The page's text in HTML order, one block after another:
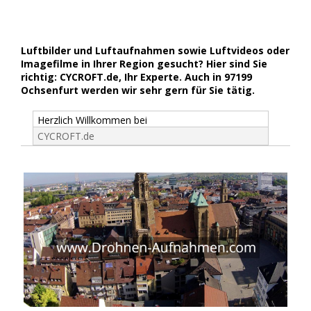
Luftbilder und Luftaufnahmen sowie Luftvideos oder
Imagefilme in Ihrer Region gesucht? Hier sind Sie
richtig: CYCROFT.de, Ihr Experte. Auch in 97199
Ochsenfurt werden wir sehr gern für Sie tätig.
Herzlich Willkommen bei
CYCROFT.de